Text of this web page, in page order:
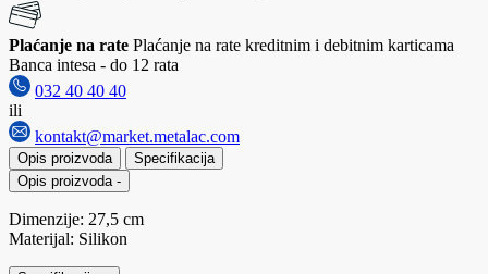
Plaćanje na rate Plaćanje na rate kreditnim i debitnim karticama
Banca intesa - do 12 rata
032 40 40 40
ili
kontakt@market.metalac.com
Opis proizvoda
Specifikacija
Opis proizvoda -
Dimenzije: 27,5 cm
Materijal: Silikon